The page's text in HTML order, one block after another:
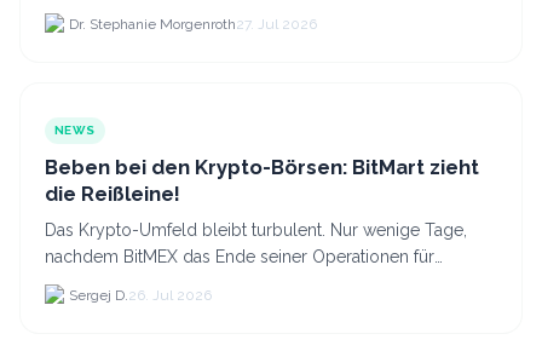
Wallet einrichten zu müssen. Dazu kommt, dass viele
nicht nur Bitcoin h...
Dr. Stephanie Morgenroth27. Jul 2026
NEWS
Beben bei den Krypto-Börsen: BitMart zieht
die Reißleine!
Das Krypto-Umfeld bleibt turbulent. Nur wenige Tage,
nachdem BitMEX das Ende seiner Operationen für
September 2026 bekannt gegeben hat, zieht nun die
nächste gr...
Sergej D.26. Jul 2026